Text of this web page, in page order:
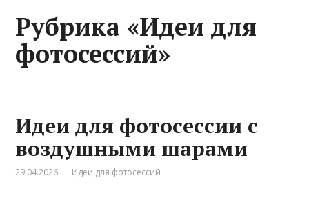
Рубрика «Идеи для
фотосессий»
Идеи для фотосессии с
воздушными шарами
29.04.2026 Идеи для фотосессий